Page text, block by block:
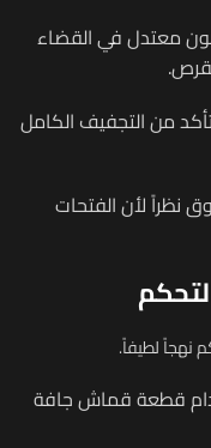
معتدل في القضاء
من التجفيف الكامل
نظراً لأن الفتحات
نهجاً لطيفاً.
قطعة قماش جافة